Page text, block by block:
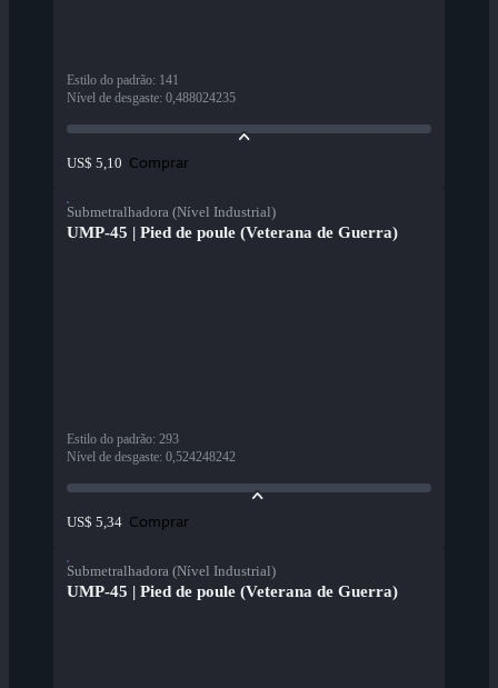
Estilo do padrão: 141
Nível de desgaste: 0,488024235
US$ 5,10 Comprar
Submetralhadora (Nível Industrial)
UMP-45 | Pied de poule (Veterana de Guerra)
Estilo do padrão: 293
Nível de desgaste: 0,524248242
US$ 5,34 Comprar
Submetralhadora (Nível Industrial)
UMP-45 | Pied de poule (Veterana de Guerra)